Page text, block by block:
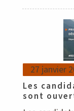
27 janvier
Les
sont